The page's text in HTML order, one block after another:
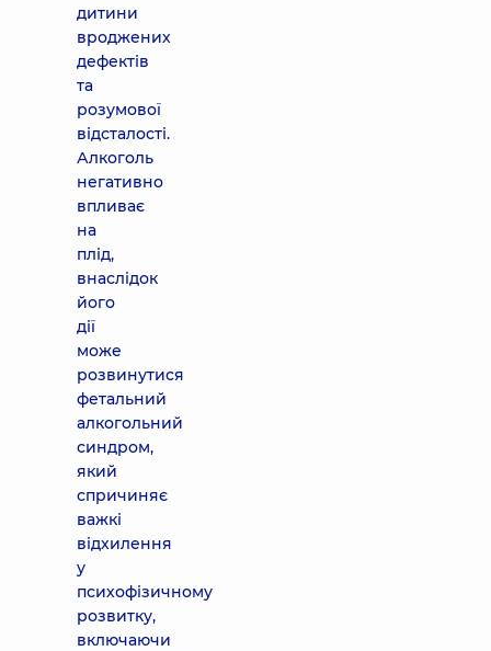
дитини
вроджених
дефектів
та
розумової
відсталості.
Алкоголь
негативно
впливає
на
плід,
внаслідок
його
дії
може
розвинутися
фетальний
алкогольний
синдром,
який
спричиняє
важкі
відхилення
у
психофізичному
розвитку,
включаючи